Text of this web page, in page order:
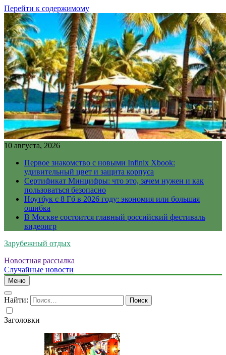
Перейти к содержимому
10 августа, 2026
Первое знакомство с новыми Infinix Xbook:
удивительный цвет и защита корпуса
Сертификат Минцифры: что это, зачем нужен и как
пользоваться безопасно
Ноутбук с 8 Гб в 2026 году: экономия или большая
ошибка
В Москве состоится главный российский фестиваль
видеоигр
Зарубежный отдых
Новостная рассылка
Случайные новости
Меню
Найти:
Заголовки